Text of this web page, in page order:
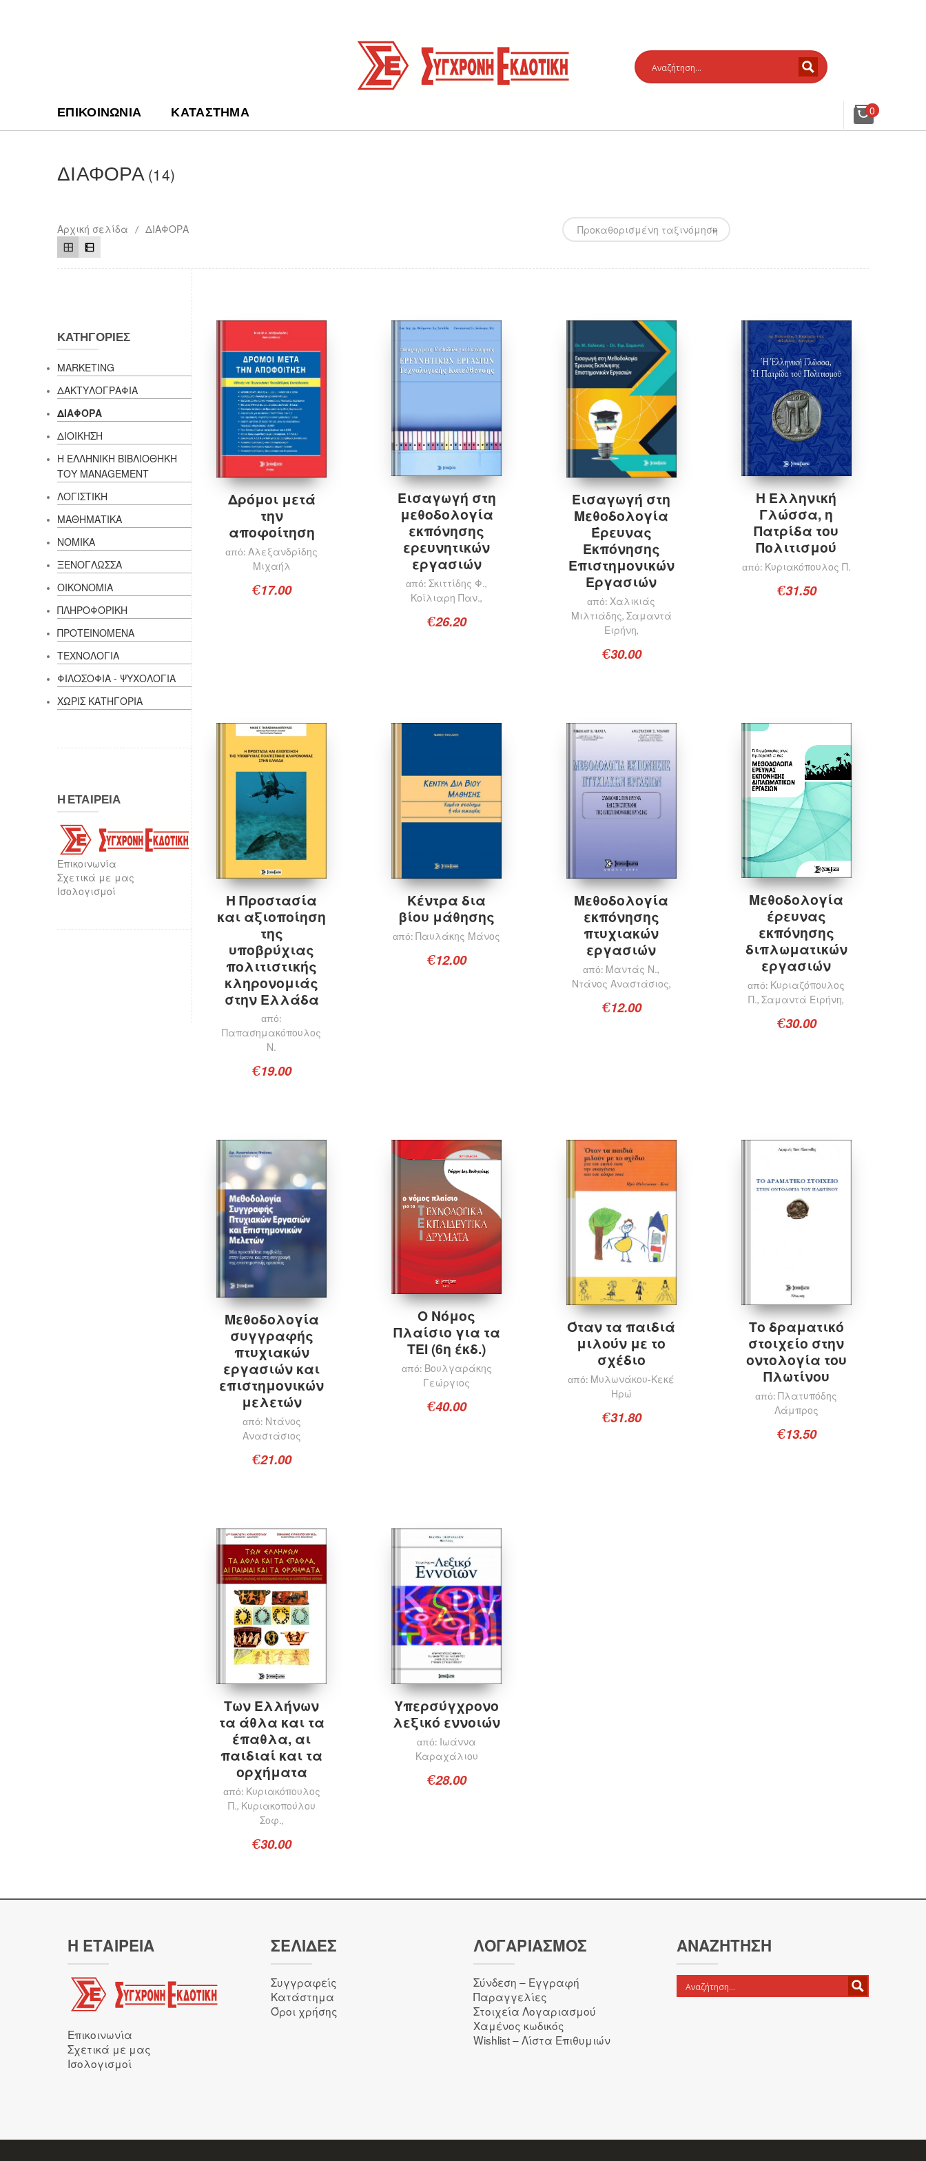
ΕΠΙΚΟΙΝΩΝΊΑ ΚΑΤΆΣΤΗΜΑ 0
ΔΙΑΦΟΡΑ (14)
Αρχική σελίδα / ΔΙΑΦΟΡΑ Προκαθορισμένη ταξινόμηση
ΚΑΤΗΓΟΡΊΕΣ
MARKETING
ΔΑΚΤΥΛΟΓΡΑΦΙΑ
ΔΙΑΦΟΡΑ
ΔΙΟΙΚΗΣΗ
Η ΕΛΛΗΝΙΚH ΒΙΒΛΙΟΘΗΚΗ
ΤΟΥ MANAGEMENT
ΛΟΓΙΣΤΙΚΗ
ΜΑΘΗΜΑΤΙΚΑ
ΝΟΜΙΚΑ
ΞΕΝΟΓΛΩΣΣΑ
ΟΙΚΟΝΟΜΙΑ
ΠΛΗΡΟΦΟΡΙΚΗ
ΠΡΟΤΕΙΝΟΜΕΝΑ
ΤΕΧΝΟΛΟΓΙΑ
ΦΙΛΟΣΟΦΙΑ - ΨΥΧΟΛΟΓΙΑ
ΧΩΡΙΣ ΚΑΤΗΓΟΡΙΑ
Η ΕΤΑΙΡΕΙΑ
Επικοινωνία
Σχετικά με μας
Ισολογισμοί
Δρόμοι μετά
την
αποφοίτηση
από:Αλεξανδρίδης
Μιχαήλ
€17.00
Εισαγωγή στη
μεθοδολογία
εκπόνησης
ερευνητικών
εργασιών
από:Σκιττίδης Φ.,
Κοίλιαρη Παν.,
€26.20
Εισαγωγή στη
Μεθοδολογία
Έρευνας
Εκπόνησης
Επιστημονικών
Εργασιών
από: Χαλικιάς
Μιλτιάδης, Σαμαντά
Ειρήνη,
€30.00
Η Ελληνική
Γλώσσα, η
Πατρίδα του
Πολιτισμού
από: Κυριακόπουλος Π.
€31.50
Η Προστασία
και αξιοποίηση
της
υποβρύχιας
πολιτιστικής
κληρονομιάς
στην Ελλάδα
από:
Παπασημακόπουλος
Ν.
€19.00
Κέντρα δια
βίου μάθησης
από:Παυλάκης Μάνος
€12.00
Μεθοδολογία
εκπόνησης
πτυχιακών
εργασιών
από: Μαντάς Ν.,
Ντάνος Αναστάσιος,
€12.00
Μεθοδολογία
έρευνας
εκπόνησης
διπλωματικών
εργασιών
από: Κυριαζόπουλος
Π.,Σαμαντά Ειρήνη,
€30.00
Μεθοδολογία
συγγραφής
πτυχιακών
εργασιών και
επιστημονικών
μελετών
από: Ντάνος
Αναστάσιος
€21.00
Ο Νόμος
Πλαίσιο για τα
ΤΕΙ (6η έκδ.)
από: Βουλγαράκης
Γεώργιος
€40.00
Όταν τα παιδιά
μιλούν με το
σχέδιο
από: Μυλωνάκου-Κεκέ
Ηρώ
€31.80
Το δραματικό
στοιχείο στην
οντολογία του
Πλωτίνου
από:Πλατυπόδης
Λάμπρος
€13.50
Των Ελλήνων
τα άθλα και τα
έπαθλα, αι
παιδιαί και τα
ορχήματα
από: Κυριακόπουλος
Π., Κυριακοπούλου
Σοφ.,
€30.00
Υπερσύγχρονο
λεξικό εννοιών
από: Ιωάννα
Καραχάλιου
€28.00
Η ΕΤΑΙΡΕΙΑ
Επικοινωνία
Σχετικά με μας
Ισολογισμοί
ΣΕΛΙΔΕΣ
Συγγραφείς
Κατάστημα
Όροι χρήσης
ΛΟΓΑΡΙΑΣΜΌΣ
Σύνδεση – Εγγραφή
Παραγγελίες
Στοιχεία Λογαριασμού
Χαμένος κωδικός
Wishlist – Λίστα Επιθυμιών
ΑΝΑΖΉΤΗΣΗ